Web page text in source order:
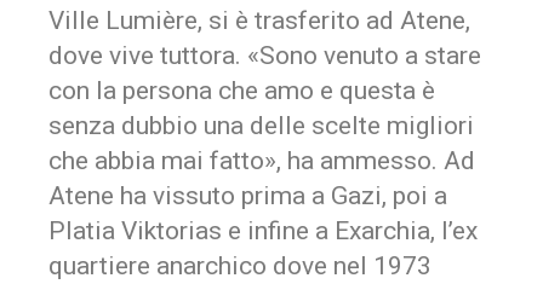
Ville Lumière, si è trasferito ad Atene,
dove vive tuttora. «Sono venuto a stare
con la persona che amo e questa è
senza dubbio una delle scelte migliori
che abbia mai fatto», ha ammesso. Ad
Atene ha vissuto prima a Gazi, poi a
Platia Viktorias e infine a Exarchia, l’ex
quartiere anarchico dove nel 1973